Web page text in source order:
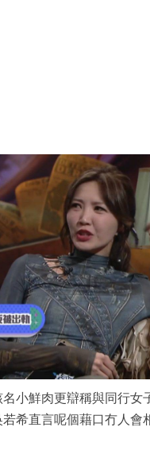
小鮮肉更辯稱與同行女
希直言呢個藉口冇人會